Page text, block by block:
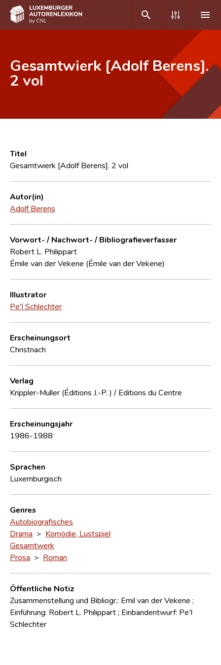
DE FR
Häufige Fragen und Antworten
CNL
Forschungsgruppe
Kontakt
Gesamtwierk [Adolf Berens].
2 vol
Titel
Gesamtwierk [Adolf Berens]. 2 vol
Autor(in)
Adolf Berens
Vorwort- / Nachwort- / Bibliografieverfasser
Robert L. Philippart
Émile van der Vekene (Émile van der Vekene)
Illustrator
Pe'l Schlechter
Erscheinungsort
Christnach
Verlag
Krippler-Muller (Éditions J.-P. ) / Editions du Centre
Erscheinungsjahr
1986-1988
Sprachen
Luxemburgisch
Genres
Autobiografisches
Drama > Komödie, Lustspiel
Gesamtwerk
Prosa > Roman
Öffentliche Notiz
Zusammenstellung und Bibliogr.: Emil van der Vekene ;
Einführung: Robert L. Philippart ; Einbandentwurf: Pe'l
Schlechter